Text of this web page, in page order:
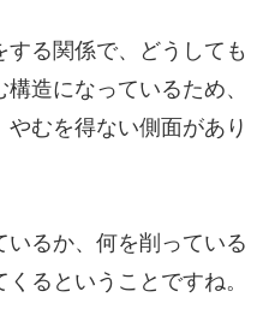
る関係で、どうしても
造になっているため、
むを得ない側面があり
るか、何を削っている
るということですね。